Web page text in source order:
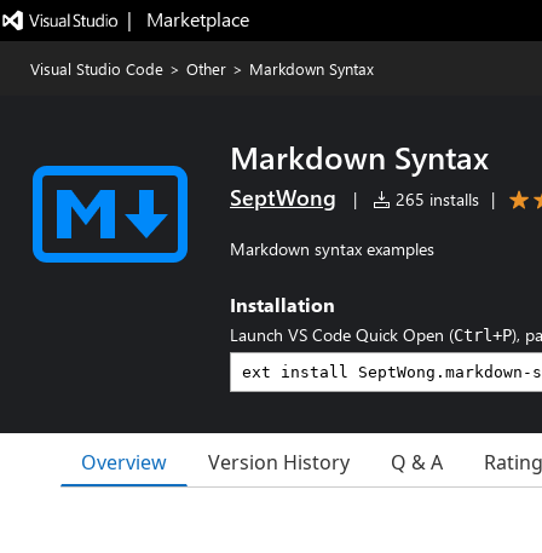
|   Marketplace
Visual Studio Code > Other > Markdown Syntax
Markdown Syntax
SeptWong | 265 installs |
Markdown syntax examples
Installation
Launch VS Code Quick Open (Ctrl+P),
Overview Version History Q & A